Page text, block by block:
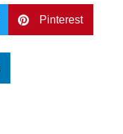
Pinterest